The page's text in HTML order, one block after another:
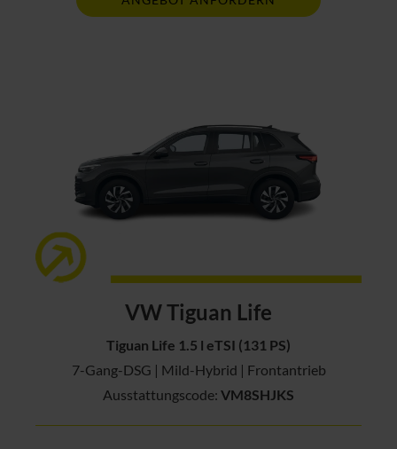
VW Tiguan Life
Tiguan Life 1.5 l eTSI (131 PS)
7-Gang-DSG | Mild-Hybrid | Frontantrieb
Ausstattungscode: VM8SHJKS